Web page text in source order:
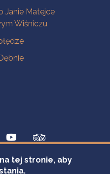
Janie Matejce
Wiśniczu
tej stronie, aby